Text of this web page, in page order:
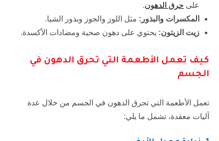
على حرق الدهون.
المكسرات والبذور : مثل اللوز والجوز وبذور الشيا.
زيت الزيتون: يحتوي على دهون صحية ومضادات الأكسدة.
كيف تعمل الأطعمة التي تحرق الدهون في
الجسم
تعمل الأطعمة التي تحرق الدهون في الجسم من خلال عدة
آليات معقدة، تشمل ما يلي: